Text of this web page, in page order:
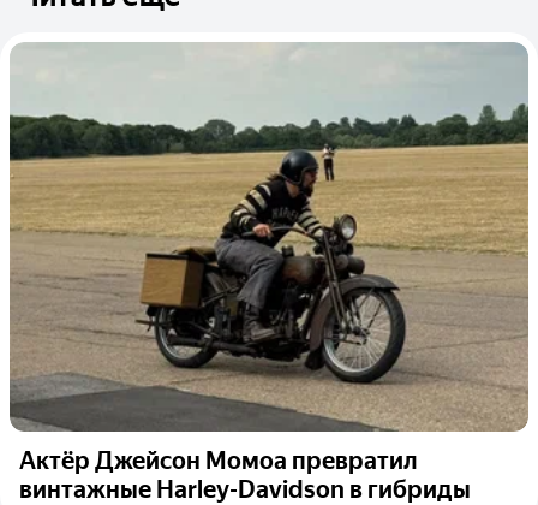
Актёр Джейсон Момоа превратил
винтажные Harley-Davidson в гибриды